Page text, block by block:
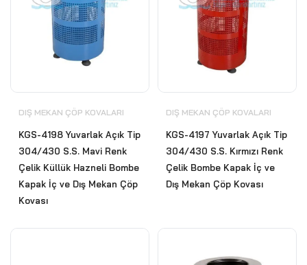
DIŞ MEKAN ÇÖP KOVALARI
KGS-4198 Yuvarlak Açık Tip
304/430 S.S. Mavi Renk
Çelik Küllük Hazneli Bombe
Kapak İç ve Dış Mekan Çöp
Kovası
DIŞ MEKAN ÇÖP KOVALARI
KGS-4197 Yuvarlak Açık Tip
304/430 S.S. Kırmızı Renk
Çelik Bombe Kapak İç ve
Dış Mekan Çöp Kovası